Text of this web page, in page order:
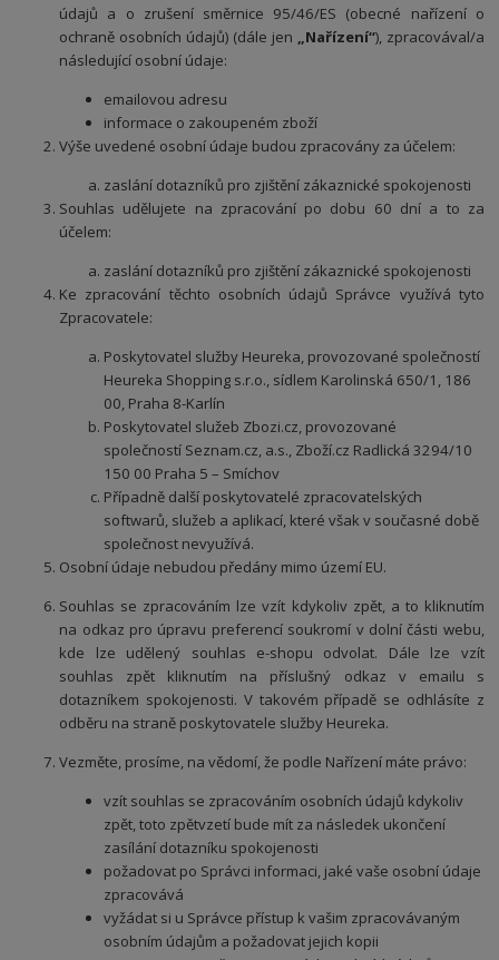
údajů a o zrušení směrnice 95/46/ES (obecné nařízení o
ochraně osobních údajů) (dále jen „Nařízení“), zpracovával/a
následující osobní údaje:
emailovou adresu
informace o zakoupeném zboží
Výše uvedené osobní údaje budou zpracovány za účelem:
zaslání dotazníků pro zjištění zákaznické spokojenosti
Souhlas udělujete na zpracování po dobu 60 dní a to za
účelem:
zaslání dotazníků pro zjištění zákaznické spokojenosti
Ke zpracování těchto osobních údajů Správce využívá tyto
Zpracovatele:
Poskytovatel služby Heureka, provozované společností
Heureka Shopping s.r.o., sídlem Karolinská 650/1, 186
00, Praha 8-Karlín
Poskytovatel služeb Zbozi.cz, provozované
společností Seznam.cz, a.s., Zboží.cz Radlická 3294/10
150 00 Praha 5 – Smíchov
Případně další poskytovatelé zpracovatelských
softwarů, služeb a aplikací, které však v současné době
společnost nevyužívá.
Osobní údaje nebudou předány mimo území EU.
Souhlas se zpracováním lze vzít kdykoliv zpět, a to kliknutím
na odkaz pro úpravu preferencí soukromí v dolní části webu,
kde lze udělený souhlas e-shopu odvolat. Dále lze vzít
souhlas zpět kliknutím na příslušný odkaz v emailu s
dotazníkem spokojenosti. V takovém případě se odhlásíte z
odběru na straně poskytovatele služby Heureka.
Vezměte, prosíme, na vědomí, že podle Nařízení máte právo:
vzít souhlas se zpracováním osobních údajů kdykoliv
zpět, toto zpětvzetí bude mít za následek ukončení
zasílání dotazníku spokojenosti
požadovat po Správci informaci, jaké vaše osobní údaje
zpracovává
vyžádat si u Správce přístup k vašim zpracovávaným
osobním údajům a požadovat jejich kopii